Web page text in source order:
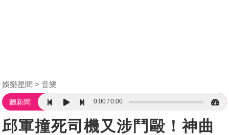
娛樂星聞 音樂
聽新聞 0:00 0:00
邱軍撞死司機又涉鬥毆！神曲